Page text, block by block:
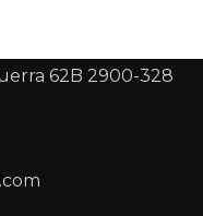
62B 2900-328